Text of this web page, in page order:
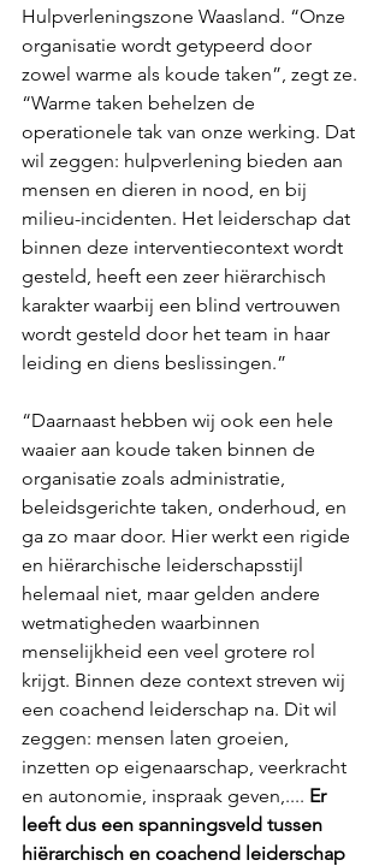
Hulpverleningszone Waasland. “Onze
organisatie wordt getypeerd door
zowel warme als koude taken”, zegt ze.
“Warme taken behelzen de
operationele tak van onze werking. Dat
wil zeggen: hulpverlening bieden aan
mensen en dieren in nood, en bij
milieu-incidenten. Het leiderschap dat
binnen deze interventiecontext wordt
gesteld, heeft een zeer hiërarchisch
karakter waarbij een blind vertrouwen
wordt gesteld door het team in haar
leiding en diens beslissingen.”
“Daarnaast hebben wij ook een hele
waaier aan koude taken binnen de
organisatie zoals administratie,
beleidsgerichte taken, onderhoud, en
ga zo maar door. Hier werkt een rigide
en hiërarchische leiderschapsstijl
helemaal niet, maar gelden andere
wetmatigheden waarbinnen
menselijkheid een veel grotere rol
krijgt. Binnen deze context streven wij
een coachend leiderschap na. Dit wil
zeggen: mensen laten groeien,
inzetten op eigenaarschap, veerkracht
en autonomie, inspraak geven,.... Er
leeft dus een spanningsveld tussen
hiërarchisch en coachend leiderschap